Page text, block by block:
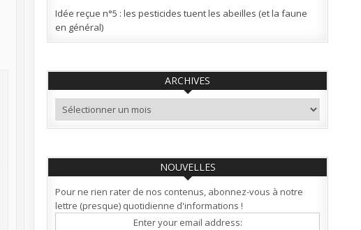
Idée reçue n°5 : les pesticides tuent les abeilles (et la faune
en général)
ARCHIVES
Archives
NOUVELLES
Pour ne rien rater de nos contenus, abonnez-vous à notre
lettre (presque) quotidienne d'informations !
Enter your email address: